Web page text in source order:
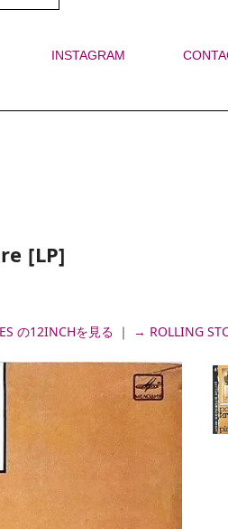
INSTAGRAM
[LP]
の12INCHを見る ｜ → ROLLING